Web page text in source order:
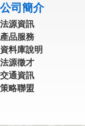
公司簡介
法源資訊
產品服務
資料庫說明
法源徵才
交通資訊
策略聯盟